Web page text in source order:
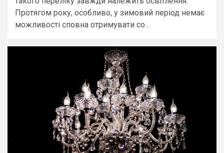
Протягом року, особливо, у зимовий період немає
можливості сповна отримувати со...